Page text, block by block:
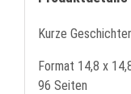
Kurze
Format 14,8 x
96 Seiten